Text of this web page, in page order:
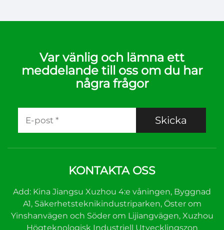
Var vänlig och lämna ett
meddelande till oss om du har
några frågor
Skicka
KONTAKTA OSS
Add: Kina Jiangsu Xuzhou 4:e våningen, Byggnad
A1, Säkerhetsteknikindustriparken, Öster om
Yinshanvägen och Söder om Lijiangvägen, Xuzhou
Högteknologisk Industriell Utvecklingszon